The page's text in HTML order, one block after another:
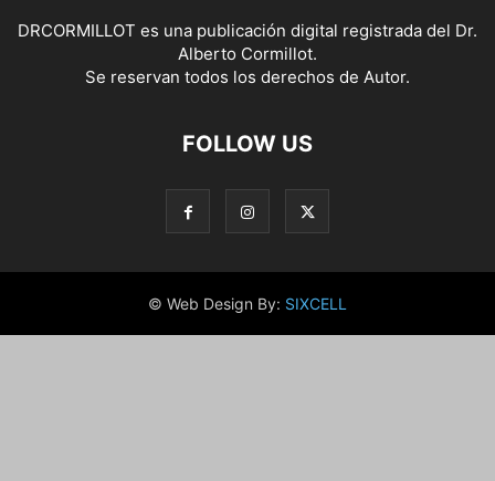
DRCORMILLOT es una publicación digital registrada del Dr.
Alberto Cormillot.
Se reservan todos los derechos de Autor.
FOLLOW US
© Web Design By: SIXCELL